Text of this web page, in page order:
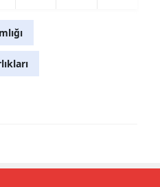
Düzce